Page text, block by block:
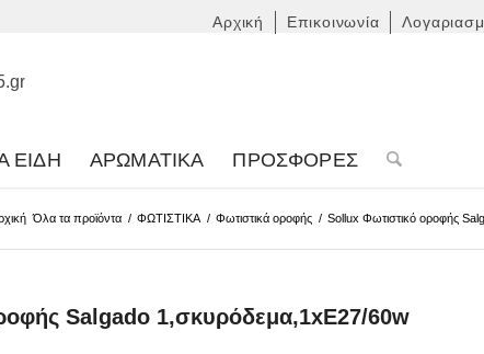
Αρχική Επικοινωνία
ΕΊΔΗ ΑΡΩΜΑΤΙΚΆ ΠΡΟΣΦΟΡΈΣ
Όλα τα προϊόντα / ΦΩΤΙΣΤΙΚΑ / Φωτιστικά οροφής / Sollux Φωτιστικό οροφής
Salgado 1,σκυρόδεμα,1xE27/60w